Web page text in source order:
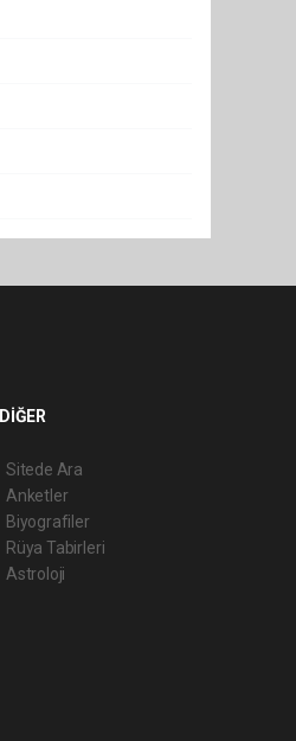
DİĞER
Sitede Ara
Anketler
Biyografiler
Rüya Tabirleri
Astroloji